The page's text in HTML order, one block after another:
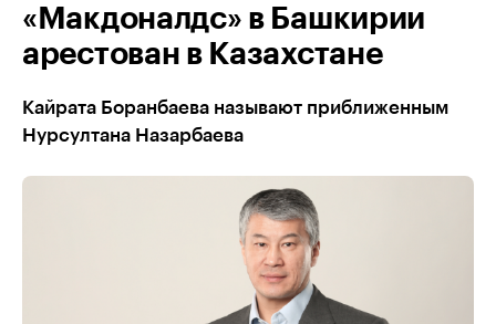
«Макдоналдс» в Башкирии
арестован в Казахстане
Кайрата Боранбаева называют приближенным
Нурсултана Назарбаева